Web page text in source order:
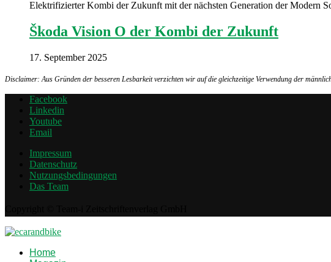
Elektrifizierter Kombi der Zukunft mit der nächsten Generation der Modern
Škoda Vision O der Kombi der Zukunft
17. September 2025
Disclaimer: Aus Gründen der besseren Lesbarkeit verzichten wir auf die gleichzeitige Verwendung der
Facebook
Linkedin
Youtube
Email
Impressum
Datenschutz
Nutzungsbedingungen
Das Team
Home